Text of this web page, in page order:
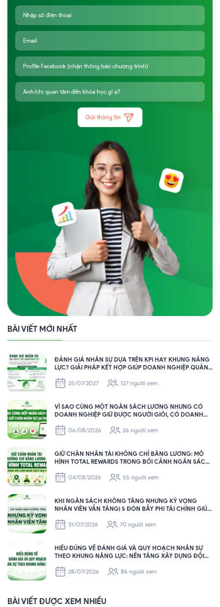
Gửi thông tin
BÀI VIẾT MỚI NHẤT
ĐÁNH GIÁ NHÂN SỰ DỰA TRÊN KPI HAY KHUNG NĂNG
LỰC? GIẢI PHÁP KẾT HỢP GIÚP DOANH NGHIỆP QUẢN
25/07/2027
127 người xem
VÌ SAO CÙNG MỘT NGÂN SÁCH LƯƠNG NHƯNG CÓ
DOANH NGHIỆP GIỮ ĐƯỢC NGƯỜI GIỎI, CÓ DOANH
06/08/2026
26 người xem
GIỮ CHÂN NHÂN TÀI KHÔNG CHỈ BẰNG LƯƠNG: MÔ
HÌNH TOTAL REWARDS TRONG BỐI CẢNH NGÂN SÁCH
04/08/2026
55 người xem
KHI NGÂN SÁCH KHÔNG TĂNG NHƯNG KỲ VỌNG
NHÂN VIÊN VẪN TĂNG| 5 ĐÒN BẪY PHI TÀI CHÍNH GIÚP
31/07/2026
70 người xem
HIỂU ĐÚNG VỀ ĐÁNH GIÁ VÀ QUY HOẠCH NHÂN SỰ
THEO KHUNG NĂNG LỰC: NỀN TẢNG XÂY DỰNG ĐỘI
28/07/2026
86 người xem
BÀI VIẾT ĐƯỢC XEM NHIỀU